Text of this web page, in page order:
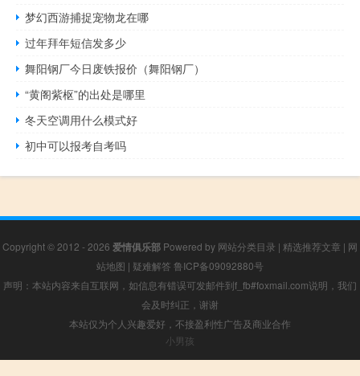
梦幻西游捕捉宠物龙在哪
过年拜年短信发多少
舞阳钢厂今日废铁报价（舞阳钢厂）
“黄阁紫枢”的出处是哪里
冬天空调用什么模式好
初中可以报考自考吗
Copyright © 2012 - 2026 爱情俱乐部 Powered by 网站分类目录 | 精选推荐文章 | 网
站地图 | 疑难解答 鲁ICP备09092880号
声明：本站内容来自互联网，如信息有错误可发邮件到f_fb#foxmail.com说明，我们
会及时纠正，谢谢
本站仅为个人兴趣爱好，不接盈利性广告及商业合作
小男孩